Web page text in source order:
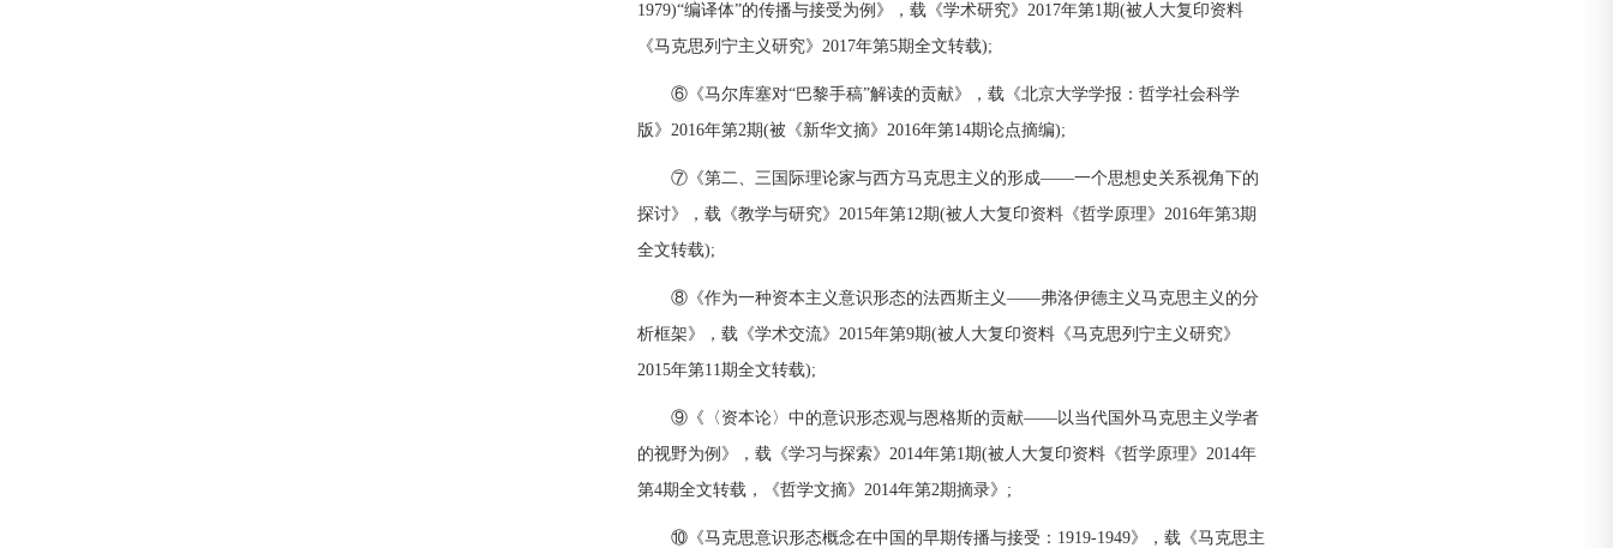
1979)“编译体”的传播与接受为例》，载《学术研究》2017年第1期(被人大复印资料
《马克思列宁主义研究》2017年第5期全文转载);
⑥《马尔库塞对“巴黎手稿”解读的贡献》，载《北京大学学报：哲学社会科学
版》2016年第2期(被《新华文摘》2016年第14期论点摘编);
⑦《第二、三国际理论家与西方马克思主义的形成——一个思想史关系视角下的
探讨》，载《教学与研究》2015年第12期(被人大复印资料《哲学原理》2016年第3期
全文转载);
⑧《作为一种资本主义意识形态的法西斯主义——弗洛伊德主义马克思主义的分
析框架》，载《学术交流》2015年第9期(被人大复印资料《马克思列宁主义研究》
2015年第11期全文转载);
⑨《〈资本论〉中的意识形态观与恩格斯的贡献——以当代国外马克思主义学者
的视野为例》，载《学习与探索》2014年第1期(被人大复印资料《哲学原理》2014年
第4期全文转载，《哲学文摘》2014年第2期摘录》;
⑩《马克思意识形态概念在中国的早期传播与接受：1919-1949》，载《马克思主